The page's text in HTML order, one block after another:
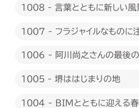
1008 - 言葉とともに新しい風
1007 - フラジャイルなものに
1006 - 阿川尚之さんの最後
1005 - 堺ははじまりの地
1004 - BIMとともに迎える春